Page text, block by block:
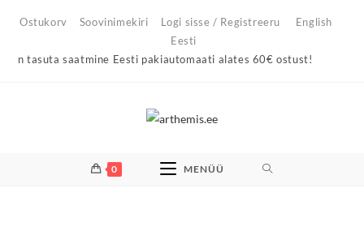
Ostukorv Soovinimekiri Logi sisse / Registreeru
English
Eesti
tasuta saatmine Eesti pakiautomaati alates 60€ ostust!
0 MENÜÜ